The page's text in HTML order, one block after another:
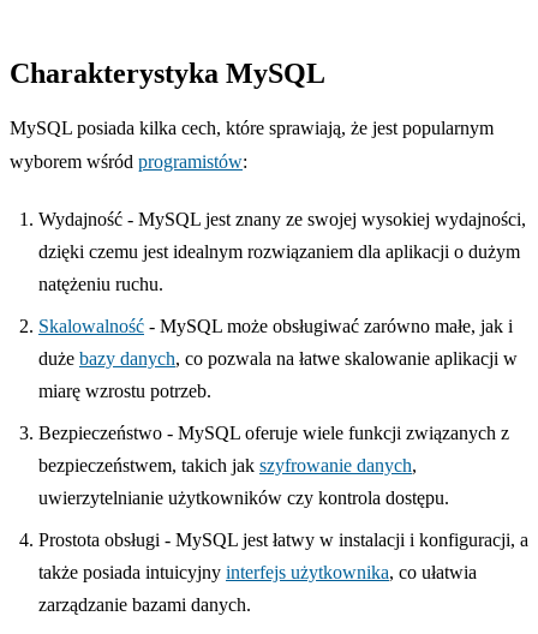
Charakterystyka MySQL
MySQL posiada kilka cech, które sprawiają, że jest popularnym
wyborem wśród programistów:
Wydajność - MySQL jest znany ze swojej wysokiej wydajności,
dzięki czemu jest idealnym rozwiązaniem dla aplikacji o dużym
natężeniu ruchu.
Skalowalność - MySQL może obsługiwać zarówno małe, jak i
duże bazy danych, co pozwala na łatwe skalowanie aplikacji w
miarę wzrostu potrzeb.
Bezpieczeństwo - MySQL oferuje wiele funkcji związanych z
bezpieczeństwem, takich jak szyfrowanie danych,
uwierzytelnianie użytkowników czy kontrola dostępu.
Prostota obsługi - MySQL jest łatwy w instalacji i konfiguracji, a
także posiada intuicyjny interfejs użytkownika, co ułatwia
zarządzanie bazami danych.